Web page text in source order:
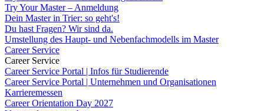
Try Your Master – Anmeldung
Dein Master in Trier: so geht's!
Du hast Fragen? Wir sind da.
Umstellung des Haupt- und Nebenfachmodells im Master
Career Service
Career Service
Career Service Portal | Infos für Studierende
Career Service Portal | Unternehmen und Organisationen
Karrieremessen
Career Orientation Day 2027